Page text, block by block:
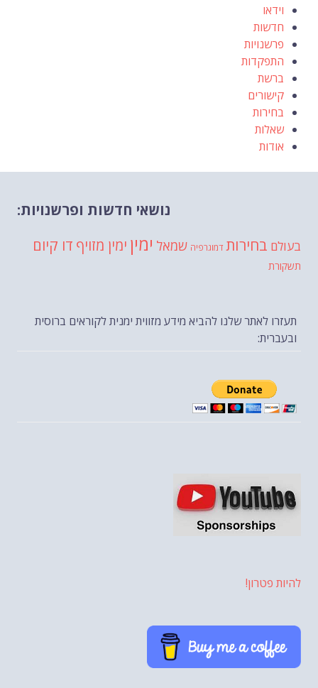
וידאו
חדשות
פרשנויות
התפקדות
ברשת
קישורים
בחירות
שאלות
אודות
נושאי חדשות ופרשנויות:
בעולם בחירות דמוגרפיה שמאל ימין ימין מזויף דו קיום
תשקורת
תעזרו לאתר שלנו להביא מידע מזווית ימנית לקוראים ברוסית
ובעברית:
להיות פטרון!